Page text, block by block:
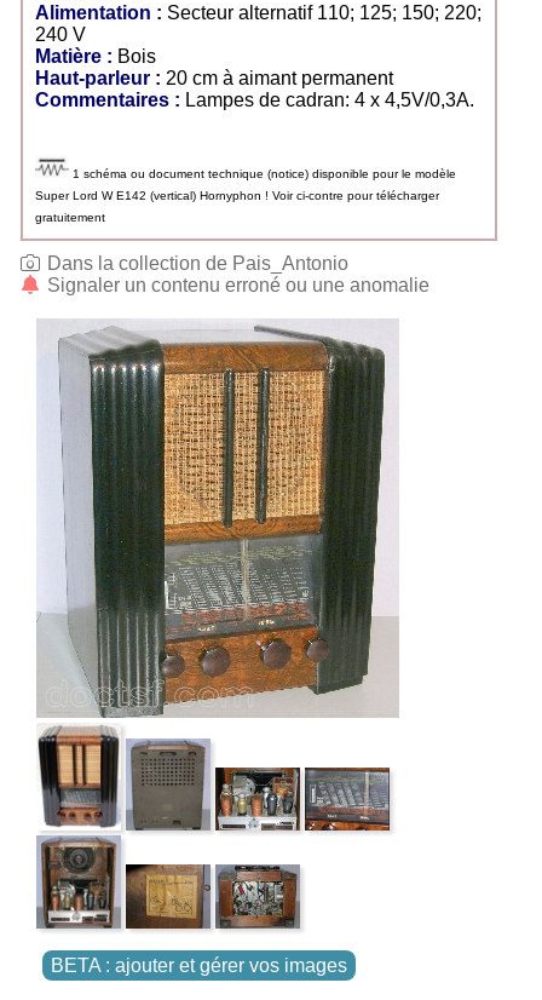
Alimentation : Secteur alternatif 110; 125; 150; 220;
240 V
Matière : Bois
Haut-parleur : 20 cm à aimant permanent
Commentaires : Lampes de cadran: 4 x 4,5V/0,3A.
1 schéma ou document technique (notice) disponible pour le modèle
Super Lord W E142 (vertical) Hornyphon ! Voir ci-contre pour télécharger
gratuitement
Dans la collection de Pais_Antonio
Signaler un contenu erroné ou une anomalie
BETA : ajouter et gérer vos images